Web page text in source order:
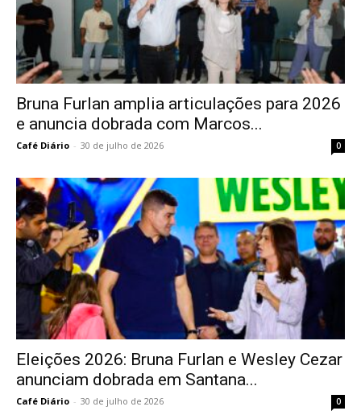
Bruna Furlan amplia articulações para 2026
e anuncia dobrada com Marcos...
Café Diário - 30 de julho de 2026 0
Eleições 2026: Bruna Furlan e Wesley Cezar
anunciam dobrada em Santana...
Café Diário - 30 de julho de 2026 0